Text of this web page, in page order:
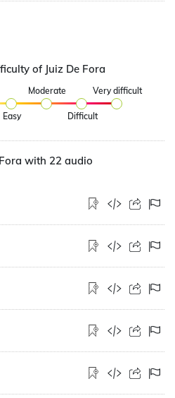
of Juiz De Fora
Easy
Moderate
Difficult
Very difficult
with 22 audio